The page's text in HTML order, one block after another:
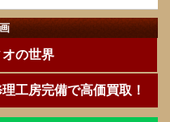
の世界
工房完備で高価買取！